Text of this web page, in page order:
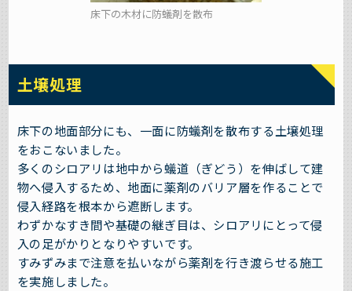
床下の木材に防蟻剤を散布
土壌処理
床下の地面部分にも、一面に防蟻剤を散布する土壌処理
をおこないました。
多くのシロアリは地中から蟻道（ぎどう）を伸ばして建
物へ侵入するため、地面に薬剤のバリア層を作ることで
侵入経路を根本から遮断します。
わずかなすき間や基礎の継ぎ目は、シロアリにとって侵
入の足がかりとなりやすいです。
すみずみまで注意を払いながら薬剤を行き渡らせる施工
を実施しました。